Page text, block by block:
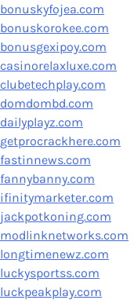
bonuskyfojea.com
bonuskorokee.com
bonusgexipoy.com
casinorelaxluxe.com
clubetechplay.com
domdombd.com
dailyplayz.com
getprocrackhere.com
fastinnews.com
fannybanny.com
ifinitymarketer.com
jackpotkoning.com
modlinknetworks.com
longtimenewz.com
luckysportss.com
luckpeakplay.com